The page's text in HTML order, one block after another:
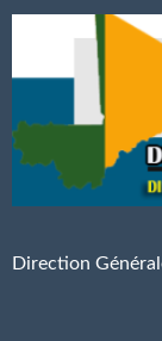
Direction